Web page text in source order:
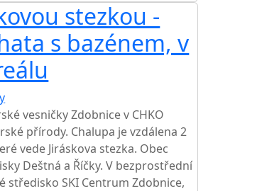
stezkou -
s bazénem, v
vesničky Zdobnice v CHKO
přírody. Chalupa je vzdálena 2
vede Jiráskova stezka. Obec
Deštná a Říčky. V bezprostřední
středisko SKI Centrum Zdobnice,